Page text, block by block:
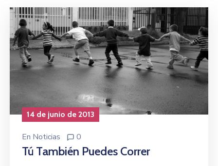
Contáctanos
14 de junio de 2013
En Noticias 0
Tú También Puedes Correr